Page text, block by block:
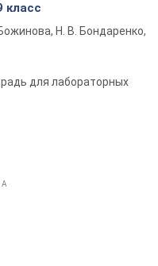
класс
Н. В. Бондаренко,
для лабораторных